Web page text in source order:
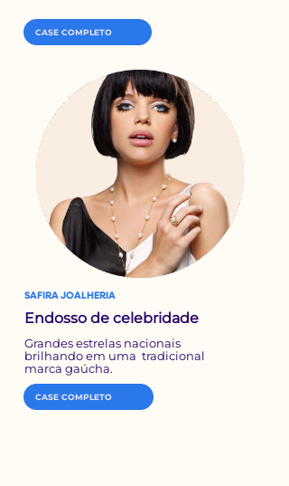
CASE COMPLETO
SAFIRA JOALHERIA
Endosso de celebridade
Grandes estrelas nacionais
brilhando em uma tradicional
marca gaúcha.
CASE COMPLETO